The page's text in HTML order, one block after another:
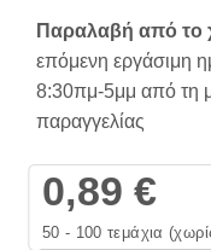
Παραλαβή από το
επόμενη εργάσιμη
8:30πμ-5μμ από τη
παραγγελίας
0,89€
50 - 100 τεμάχια